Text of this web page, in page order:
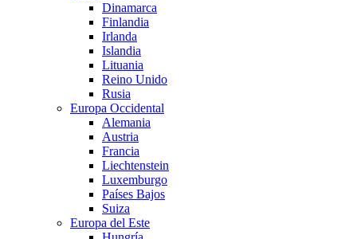
Dinamarca
Finlandia
Irlanda
Islandia
Lituania
Reino Unido
Rusia
Europa Occidental
Alemania
Austria
Francia
Liechtenstein
Luxemburgo
Países Bajos
Suiza
Europa del Este